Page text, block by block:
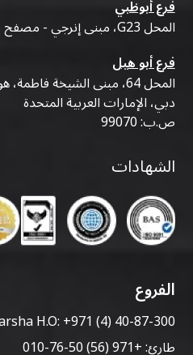
فرع أبوظبي
المحل G23، مبنى إنرجي - مصفح - M20 - أبوظبي
فرع أبو هيل
المحل 64، مبنى الشيخة
دبي، الإمارات العربية المتحدة
ص.ب: 99070
الشهادات
الفروع
H.O:+971 (4) 40-87-300
طارئ:+971 (56) 50-76-010